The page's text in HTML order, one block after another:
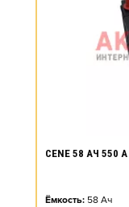
CENE 58 АЧ 550
Ёмкость: 58 Ач